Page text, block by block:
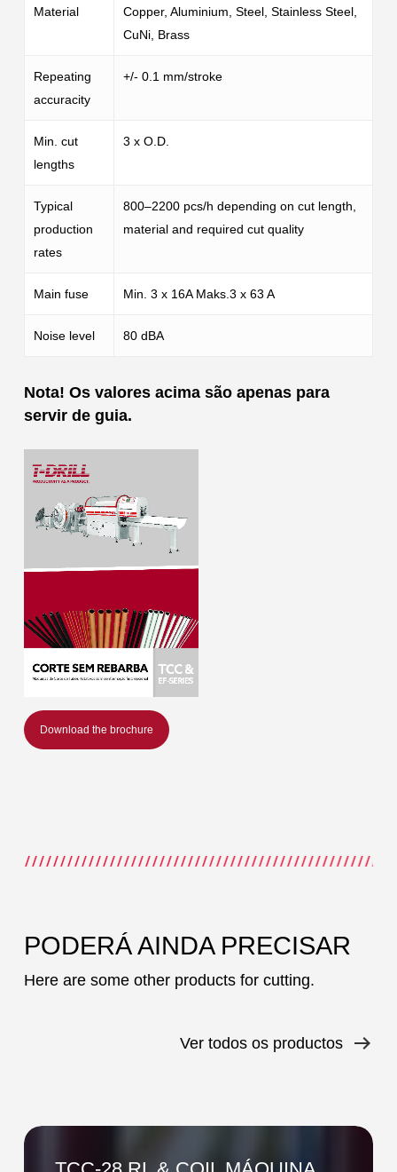
Material
Copper, Aluminium, Steel, Stainless Steel,
CuNi, Brass
Repeating
accuracity
+/- 0.1 mm/stroke
Min. cut
lengths
3 x O.D.
Typical
production
rates
800–2200 pcs/h depending on cut length,
material and required cut quality
Main fuse Min. 3 x 16A Maks.3 x 63 A
Noise level 80 dBA
Nota! Os valores acima são apenas para
servir de guia.
Download the brochure
PODERÁ AINDA PRECISAR
Here are some other products for cutting.
Ver todos os productos
TCC-